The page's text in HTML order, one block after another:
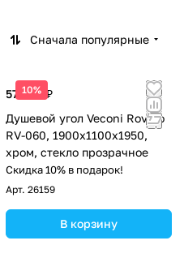
Сначала популярные
10%
57 909 ₽
Душевой угол Veconi Rovigo
RV-060, 1900х1100х1950,
хром, стекло прозрачное
Скидка 10% в подарок!
Арт. 26159
В корзину